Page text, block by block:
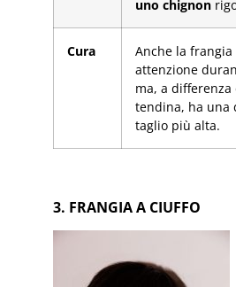
uno chignon
Cura
Anche la
attenzione
ma, a
tendina, ha una
taglio più alta.
3. FRANGIA A CIUFFO